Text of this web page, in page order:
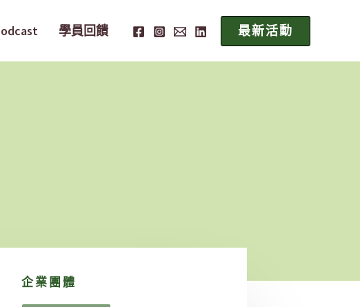
學員回饋 最新活動
企業團體